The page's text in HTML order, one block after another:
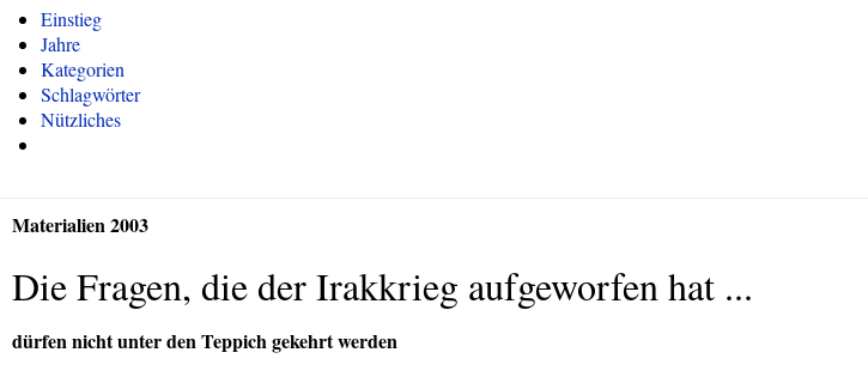
Einstieg
Jahre
Kategorien
Schlagwörter
Nützliches
Materialien 2003
Die Fragen, die der Irakkrieg aufgeworfen hat ...
dürfen nicht unter den Teppich gekehrt werden